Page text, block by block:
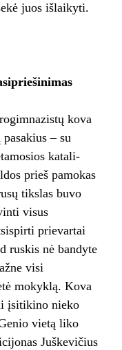
juos išlaikyti.
kova
– su
katali­
prieš pamokas
tikslas buvo
visus
prievar­tai
ruskis nė bandyte
vi­si
mokyklą. Kova
įsitikino nieko
vie­tą liko
Juškevičius